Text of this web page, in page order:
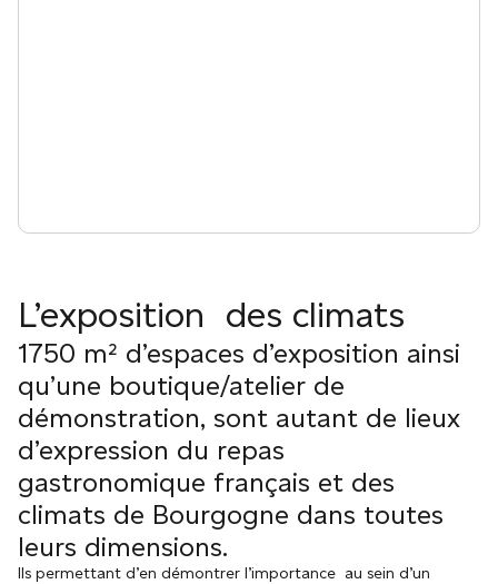
L’exposition des climats
1750 m² d’espaces d’exposition ainsi
qu’une boutique/atelier de
démonstration, sont autant de lieux
d’expression du repas
gastronomique français et des
climats de Bourgogne dans toutes
leurs dimensions.
Ils permettant d’en démontrer l’importance au sein d’un